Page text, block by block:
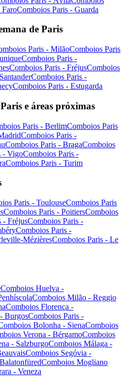
FaroComboios Paris - Guarda
de Paris
Paris - MilãoComboios Paris
Comboios Paris -
Comboios Paris - FréjusComboios
Comboios Paris -
Comboios Paris - Estugarda
e áreas próximas
Paris - BerlimComboios Paris
Comboios Paris -
Comboios Paris - BragaComboios
- VigoComboios Paris -
Comboios Paris - Turim
Paris - ToulouseComboios Paris
Comboios Paris - PoitiersComboios
- FréjusComboios Paris -
Comboios Paris -
MézièresComboios Paris - Le
Comboios Huelva -
Comboios Milão - Reggio
Comboios Florença -
BurgosComboios Paris -
Bolonha - SienaComboios
Verona - BérgamoComboios
- SalzburgoComboios Málaga -
Comboios Segóvia -
Comboios Mogliano
- Veneza